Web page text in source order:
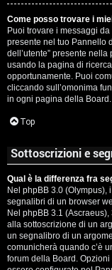
Come posso trovare i
Puoi trovare i messaggi
presente nel tuo Pannello
dell’utente” presente
usando la pagina di
opportunamente. Puoi
cliccando sull’omonima
in ogni pagina della Board.
Top
Sottoscrizioni e
Qual è la differenza fra
Nel phpBB 3.0
segnalibri di un browser
Nel phpBB 3.1
alla sottoscrizione di un
un segnalibro di un
comunicherà quando c’è
forum della Board.